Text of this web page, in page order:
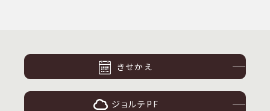
きせかえ
ジョルテPF